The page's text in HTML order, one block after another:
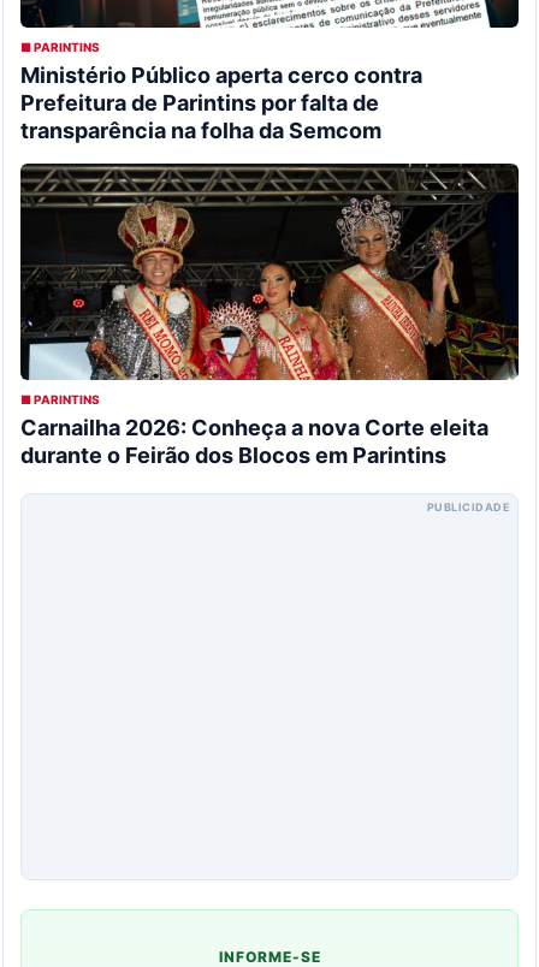
■ PARINTINS
Ministério Público aperta cerco contra
Prefeitura de Parintins por falta de
transparência na folha da Semcom
■ PARINTINS
Carnailha 2026: Conheça a nova Corte eleita
durante o Feirão dos Blocos em Parintins
PUBLICIDADE
INFORME-SE